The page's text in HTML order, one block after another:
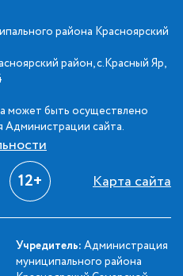
района Красноярский
район, с.Красный Яр,
может быть осуществлено
Администрации сайта.
12+ Карта сайта
Учредитель: Администрация
муниципального района